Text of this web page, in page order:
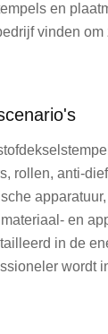
en
vinden
rollen, anti-
en
in de
wordt